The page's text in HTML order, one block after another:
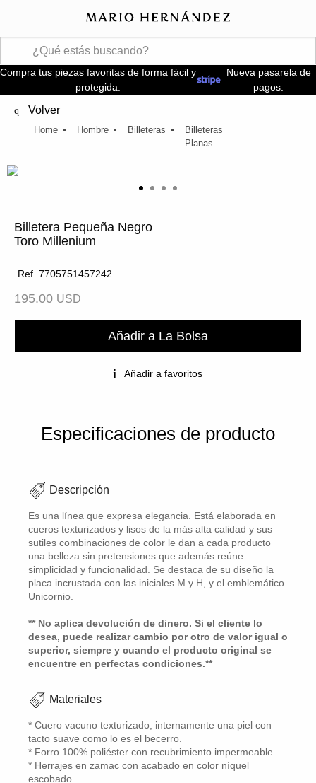
Compra tus piezas favoritas de forma fácil y
protegida:
Nueva pasarela de
pagos.
Volver
Hombre Billeteras
Billeteras
Planas
Billetera Pequeña Negro
Toro Millenium
Ref. 7705751457242
195.00 USD
Añadir a La Bolsa
Añadir a favoritos
Especificaciones de producto
Descripción
Es una línea que expresa elegancia. Está elaborada en
cueros texturizados y lisos de la más alta calidad y sus
sutiles combinaciones de color le dan a cada producto
una belleza sin pretensiones que además reúne
simplicidad y funcionalidad. Se destaca de su diseño la
placa incrustada con las iniciales M y H, y el emblemático
Unicornio.
** No aplica devolución de dinero. Si el cliente lo
desea, puede realizar cambio por otro de valor igual o
superior, siempre y cuando el producto original se
encuentre en perfectas condiciones.**
Materiales
* Cuero vacuno texturizado, internamente una piel con
tacto suave como lo es el becerro.
* Forro 100% poliéster con recubrimiento impermeable.
* Herrajes en zamac con acabado en color níquel
escobado.